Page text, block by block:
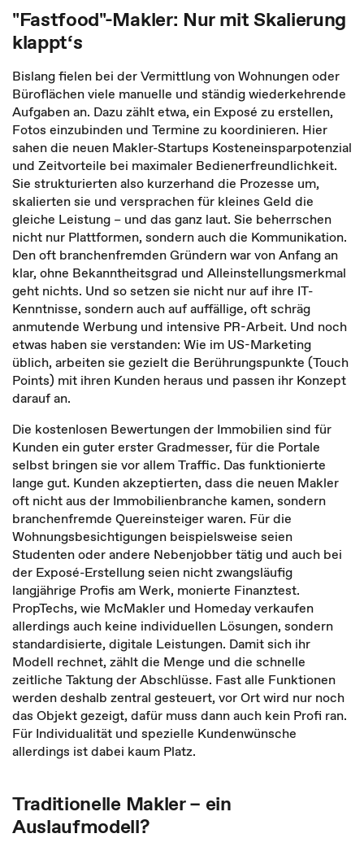
"Fastfood"-Makler: Nur mit Skalierung
klappt‘s
Bislang fielen bei der Vermittlung von Wohnungen oder
Büroflächen viele manuelle und ständig wiederkehrende
Aufgaben an. Dazu zählt etwa, ein Exposé zu erstellen,
Fotos einzubinden und Termine zu koordinieren. Hier
sahen die neuen Makler-Startups Kosteneinsparpotenzial
und Zeitvorteile bei maximaler Bedienerfreundlichkeit.
Sie strukturierten also kurzerhand die Prozesse um,
skalierten sie und versprachen für kleines Geld die
gleiche Leistung – und das ganz laut. Sie beherrschen
nicht nur Plattformen, sondern auch die Kommunikation.
Den oft branchenfremden Gründern war von Anfang an
klar, ohne Bekanntheitsgrad und Alleinstellungsmerkmal
geht nichts. Und so setzen sie nicht nur auf ihre IT-
Kenntnisse, sondern auch auf auffällige, oft schräg
anmutende Werbung und intensive PR-Arbeit. Und noch
etwas haben sie verstanden: Wie im US-Marketing
üblich, arbeiten sie gezielt die Berührungspunkte (Touch
Points) mit ihren Kunden heraus und passen ihr Konzept
darauf an.
Die kostenlosen Bewertungen der Immobilien sind für
Kunden ein guter erster Gradmesser, für die Portale
selbst bringen sie vor allem Traffic. Das funktionierte
lange gut. Kunden akzeptierten, dass die neuen Makler
oft nicht aus der Immobilienbranche kamen, sondern
branchenfremde Quereinsteiger waren. Für die
Wohnungsbesichtigungen beispielsweise seien
Studenten oder andere Nebenjobber tätig und auch bei
der Exposé-Erstellung seien nicht zwangsläufig
langjährige Profis am Werk, monierte Finanztest.
PropTechs, wie McMakler und Homeday verkaufen
allerdings auch keine individuellen Lösungen, sondern
standardisierte, digitale Leistungen. Damit sich ihr
Modell rechnet, zählt die Menge und die schnelle
zeitliche Taktung der Abschlüsse. Fast alle Funktionen
werden deshalb zentral gesteuert, vor Ort wird nur noch
das Objekt gezeigt, dafür muss dann auch kein Profi ran.
Für Individualität und spezielle Kundenwünsche
allerdings ist dabei kaum Platz.
Traditionelle Makler – ein
Auslaufmodell?